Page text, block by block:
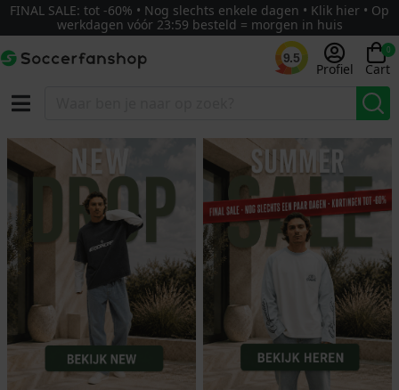
FINAL SALE: tot -60% • Nog slechts enkele dagen • Klik hier • Op
werkdagen vóór 23:59 besteld = morgen in huis
9.5
Profiel
0
Cart